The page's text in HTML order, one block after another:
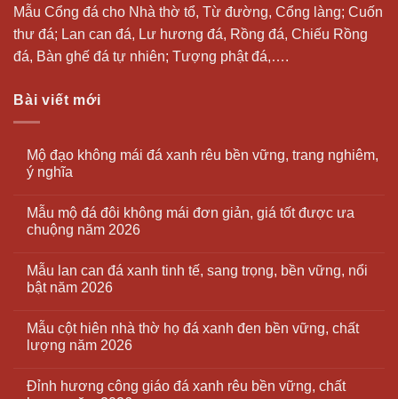
Mẫu Cổng đá cho Nhà thờ tổ, Từ đường, Cổng làng; Cuốn
thư đá; Lan can đá, Lư hương đá, Rồng đá, Chiếu Rồng
đá, Bàn ghế đá tự nhiên; Tượng phật đá,….
Bài viết mới
Mộ đạo không mái đá xanh rêu bền vững, trang nghiêm,
ý nghĩa
Mẫu mộ đá đôi không mái đơn giản, giá tốt được ưa
chuộng năm 2026
Mẫu lan can đá xanh tinh tế, sang trọng, bền vững, nổi
bật năm 2026
Mẫu cột hiên nhà thờ họ đá xanh đen bền vững, chất
lượng năm 2026
Đỉnh hương công giáo đá xanh rêu bền vững, chất